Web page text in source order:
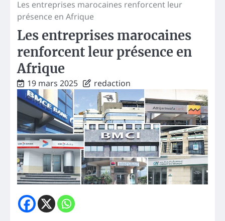
Les entreprises marocaines renforcent leur
présence en Afrique
Les entreprises marocaines
renforcent leur présence en
Afrique
19 mars 2025 redaction